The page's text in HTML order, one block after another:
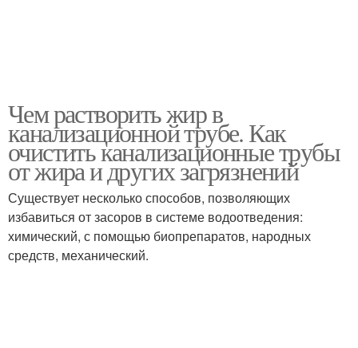
Чем растворить жир в
канализационной трубе. Как
очистить канализационные трубы
от жира и других загрязнений
Существует несколько способов, позволяющих
избавиться от засоров в системе водоотведения:
химический, с помощью биопрепаратов, народных
средств, механический.